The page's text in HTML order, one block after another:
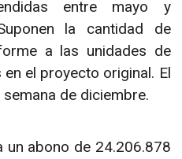
entre mayo y
la cantidad de
a las unidades de
el proyecto original. El
de diciembre.
un abono de 24.206.878